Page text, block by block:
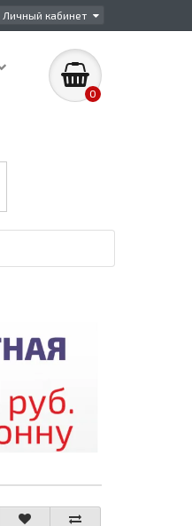
Личный кабинет
0